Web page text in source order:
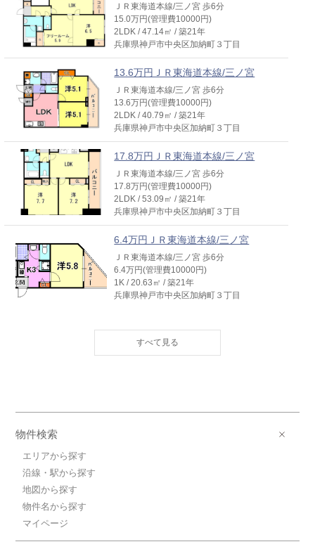
ＪＲ東海道本線/三ノ宮 歩6分
15.0万円(管理費10000円)
2LDK / 47.14㎡ / 築21年
兵庫県神戸市中央区加納町３丁目
13.6万円ＪＲ東海道本線/三ノ宮
ＪＲ東海道本線/三ノ宮 歩6分
13.6万円(管理費10000円)
2LDK / 40.79㎡ / 築21年
兵庫県神戸市中央区加納町３丁目
17.8万円ＪＲ東海道本線/三ノ宮
ＪＲ東海道本線/三ノ宮 歩6分
17.8万円(管理費10000円)
2LDK / 53.09㎡ / 築21年
兵庫県神戸市中央区加納町３丁目
6.4万円ＪＲ東海道本線/三ノ宮
ＪＲ東海道本線/三ノ宮 歩6分
6.4万円(管理費10000円)
1K / 20.63㎡ / 築21年
兵庫県神戸市中央区加納町３丁目
ＪＲ東海道本線/三ノ宮 歩6分
6.6万円(管理費10000円)
物件検索
エリアから探す
沿線・駅から探す
地図から探す
物件名から探す
マイページ